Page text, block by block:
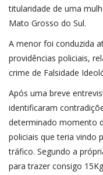
titularidade de uma
Mato Grosso do Sul.
A menor foi conduzida
providências policiais,
crime de Falsidade
Após uma breve
identificaram
determinado momento
policiais que teria vindo
tráfico. Segundo a
para trazer consigo